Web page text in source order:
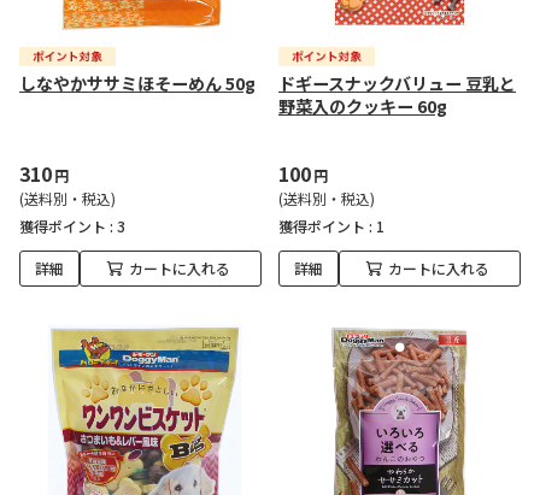
しなやかササミほそーめん 50g
310円
(送料別・税込)
獲得ポイント : 3
詳細 カートに入れる
ドギースナックバリュー 豆乳と
野菜入のクッキー 60g
100円
(送料別・税込)
獲得ポイント : 1
詳細 カートに入れる